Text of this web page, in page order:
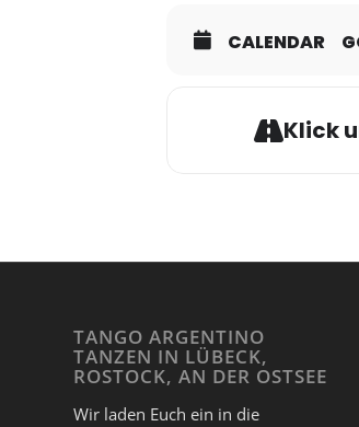
CALENDAR
Klick
TANGO ARGENTINO
TANZEN IN LÜBECK,
ROSTOCK, AN DER OSTSEE
Wir laden Euch ein in die